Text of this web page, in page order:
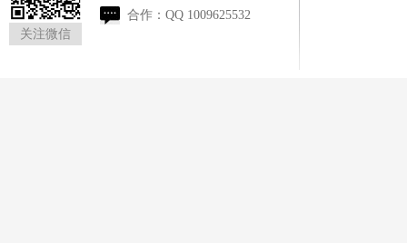
关注微信
合作： QQ 1009625532